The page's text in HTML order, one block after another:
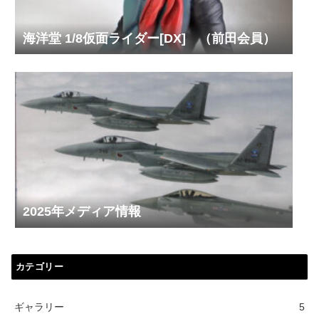
海洋堂 1/8仮面ライダー[DX] （前田会員）
2025年メディア情報
カテゴリー
ギャラリー 5